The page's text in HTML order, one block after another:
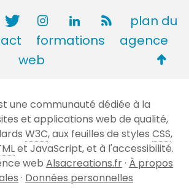
plan du
formations
agence
web
de
page
une communauté dédiée à la
et applications web de qualité,
W3C, aux feuilles de styles CSS,
et JavaScript, et à l'accessibilité.
web Alsacreations.fr· À propos
· Données personnelles